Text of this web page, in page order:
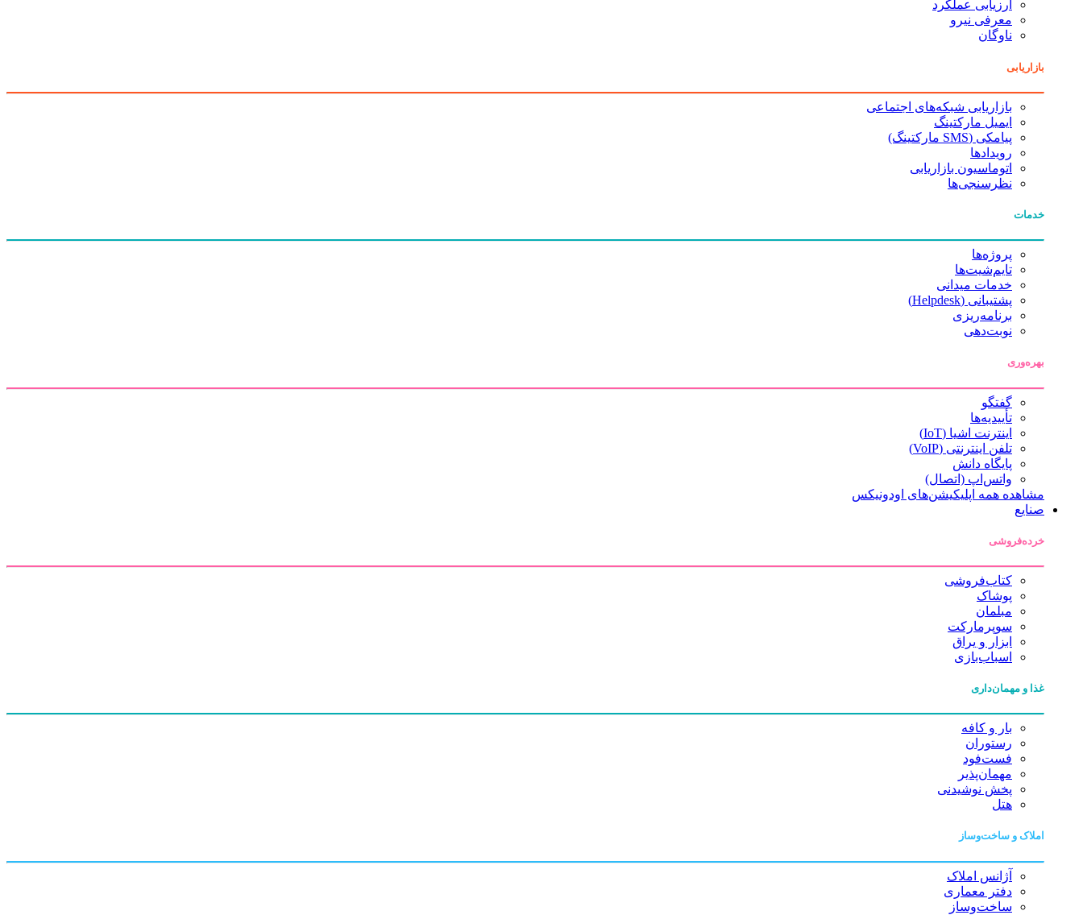
ارزیابی عملکرد
معرفی نیرو
ناوگان
بازاریابی
بازاریابی شبکه‌های اجتماعی
ایمیل مارکتینگ
پیامکی (SMS مارکتینگ)
رویدادها
اتوماسیون بازاریابی
نظرسنجی‌ها
خدمات
پروژه‌ها
تایم‌شیت‌ها
خدمات میدانی
پشتیبانی (Helpdesk)
برنامه‌ریزی
نوبت‌دهی
بهره‌وری
گفتگو
تأییدیه‌ها
اینترنت اشیا (IoT)
تلفن اینترنتی (VoIP)
پایگاه دانش
واتس‌اپ (اتصال)
مشاهده همه اپلیکیشن‌های اودونیکس
صنایع
خرده‌فروشی
کتاب‌فروشی
پوشاک
مبلمان
سوپرمارکت
ابزار و یراق
اسباب‌بازی
غذا و مهمان‌داری
بار و کافه
رستوران
فست‌فود
مهمان‌پذیر
پخش نوشیدنی
هتل
املاک و ساخت‌وساز
آژانس املاک
دفتر معماری
ساخت‌وساز